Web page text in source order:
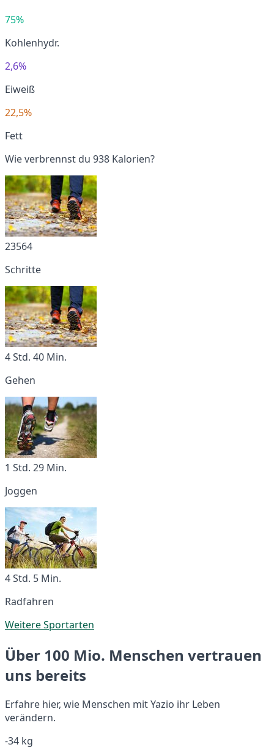
75%
Kohlenhydr.
2,6%
Eiweiß
22,5%
Fett
Wie verbrennst du 938 Kalorien?
23564
Schritte
4 Std. 40 Min.
Gehen
1 Std. 29 Min.
Joggen
4 Std. 5 Min.
Radfahren
Weitere Sportarten
Über 100 Mio. Menschen vertrauen
uns bereits
Erfahre hier, wie Menschen mit Yazio ihr Leben
verändern.
-34 kg